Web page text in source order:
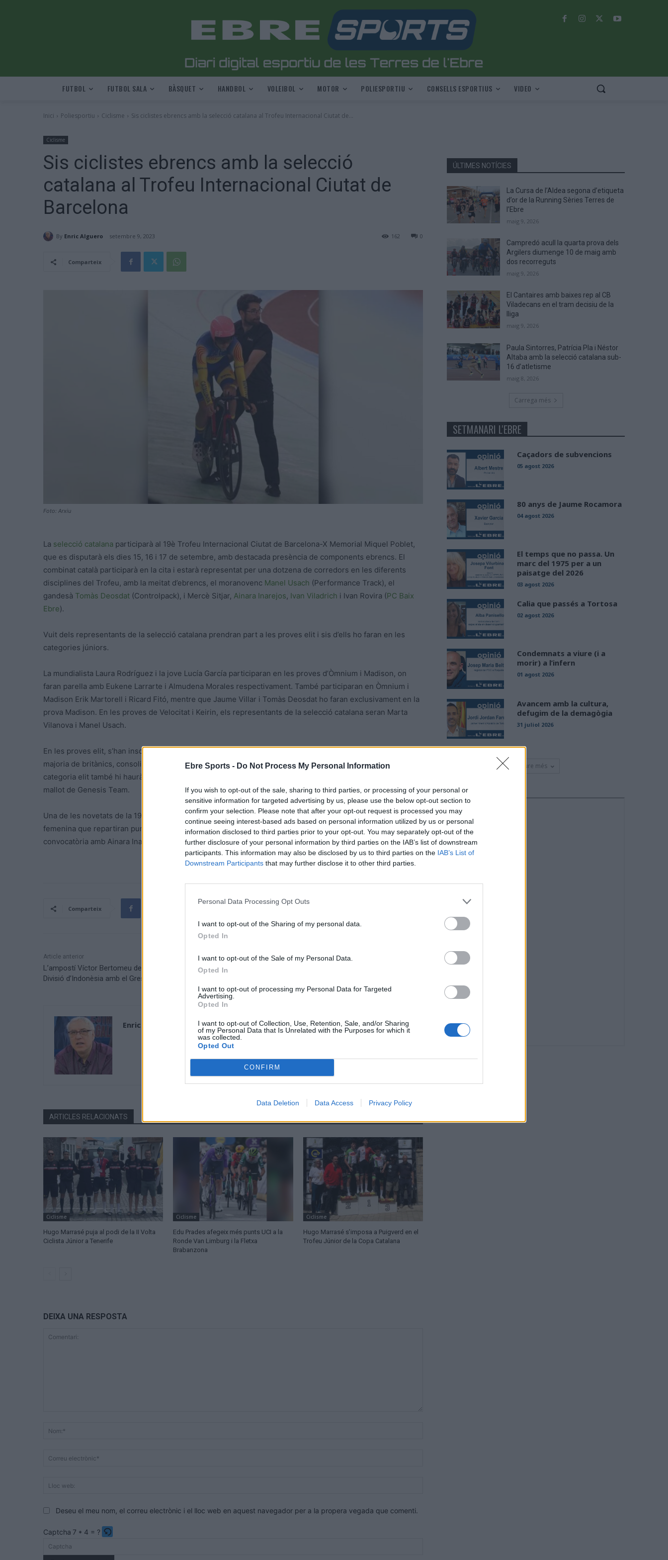
Ebre Sports - Do Not Process My Personal Information
If you wish to opt-out of the sale, sharing to third parties, or processing of your personal or
sensitive information for targeted advertising by us, please use the below opt-out section to
confirm your selection. Please note that after your opt-out request is processed you may
continue seeing interest-based ads based on personal information utilized by us or personal
information disclosed to third parties prior to your opt-out. You may separately opt-out of the
further disclosure of your personal information by third parties on the IAB’s list of downstream
participants. This information may also be disclosed by us to third parties on the IAB’s List of
Downstream Participants that may further disclose it to other third parties.
Personal Data Processing Opt Outs
I want to opt-out of the Sharing of my personal data.
Opted In
I want to opt-out of the Sale of my Personal Data.
Opted In
I want to opt-out of processing my Personal Data for Targeted
Advertising.
Opted In
I want to opt-out of Collection, Use, Retention, Sale, and/or Sharing
of my Personal Data that Is Unrelated with the Purposes for which it
was collected.
Opted Out
CONFIRM
Data Deletion Data Access Privacy Policy
FUTBOL FUTBOL SALA BÀSQUET HANDBOL VOLEIBOL MOTOR POLIESPORTIU CONSELLS ESPORTIUS VIDEO
Inici Poliesportiu Ciclisme Sis ciclistes ebrencs amb la selecció catalana al Trofeu Internacional Ciutat de...
Ciclisme
Sis ciclistes ebrencs amb la selecció
catalana al Trofeu Internacional Ciutat de
Barcelona
By Enric Alguero setembre 9, 2023 0
162
Comparteix
Foto: Arxiu
La selecció catalana participarà al 19è Trofeu Internacional Ciutat de Barcelona-X Memorial Miquel Poblet,
que es disputarà els dies 15, 16 i 17 de setembre, amb destacada presència de components ebrencs. El
combinat català participarà en la cita i estarà representat per una dotzena de corredors en les diferents
disciplines del Trofeu, amb la meitat d’ebrencs, el moranovenc Manel Usach (Performance Track), el
gandesà Tomàs Deosdat (Controlpack), i Mercè Sitjar, Ainara Inarejos, Ivan Viladrich i Ivan Rovira (PC Baix
Ebre).
Vuit dels representants de la selecció catalana prendran part a les proves elit i sis d’ells ho faran en les
categories júniors.
La mundialista Laura Rodríguez i la jove Lucía García participaran en les proves d’Òmnium i Madison, on
faran parella amb Eukene Larrarte i Almudena Morales respectivament. També participaran en Òmnium i
Madison Erik Martorell i Ricard Fitó, mentre que Jaume Villar i Tomàs Deosdat ho faran exclusivament en la
prova Madison. En les proves de Velocitat i Keirin, els representants de la selecció catalana seran Marta
Vilanova i Manel Usach.
En les proves elit, s’han inscrit 18 corredors mundialistes i hi estaran representades 21 nacionalitats, amb
majoria de britànics, consolidant-se un any més com una prova de primer nivell. Entre els participants en
categoria elit també hi haurà els catalans Helena Casas i Itmar Esteban, que hi prendran part defensant el
mallot de Genesis Team.
Una de les novetats de la 19a edició del TICB és la inclusió de les proves Òmnium Júnior masculina i
femenina que repartiran punts UCI. En aquesta categoria júnior, la selecció catalana presenta una
convocatòria amb Ainara Inarejos, Mercè Sitjar, Irune Sánchez, Ivan Viladrich, Ivan Rovira i Marc Zafra.
Comparteix
Article anterior
L’ampostí Víctor Bertomeu debutarà a la Segona
Divisió d’Indonèsia amb el Gresik United
Enric Alguero
ARTICLES RELACIONATS
Ciclisme
Hugo Marrasé puja al podi de la II Volta
Ciclista Júnior a Tenerife
Ciclisme
Edu Prades afegeix més punts UCI a la
Ronde Van Limburg i la Fletxa
Brabanzona
Ciclisme
Hugo Marrasé s’imposa a Puigverd en el
Trofeu Júnior de la Copa Catalana
DEIXA UNA RESPOSTA
Deseu el meu nom, el correu electrònic i el lloc web en aquest navegador per a la propera vegada que comenti.
Captcha 7 * 4 = ?
ÚLTIMES NOTÍCIES
La Cursa de l’Aldea segona d’etiqueta
d’or de la Running Sèries Terres de
l’Ebre
maig 9, 2026
Campredó acull la quarta prova dels
Argilers diumenge 10 de maig amb
dos recorreguts
maig 9, 2026
El Cantaires amb baixes rep al CB
Viladecans en el tram decisiu de la
lliga
maig 9, 2026
Paula Sintorres, Patrícia Pla i Néstor
Altaba amb la selecció catalana sub-
16 d’atletisme
maig 8, 2026
Carrega més
SETMANARI L'EBRE
Caçadors de subvencions
05 agost 2026
80 anys de Jaume Rocamora
04 agost 2026
El temps que no passa. Un
marc del 1975 per a un
paisatge del 2026
03 agost 2026
Calia que passés a Tortosa
02 agost 2026
Condemnats a viure (i a
morir) a l’infern
01 agost 2026
Avancem amb la cultura,
defugim de la demagògia
31 juliol 2026
Veure més